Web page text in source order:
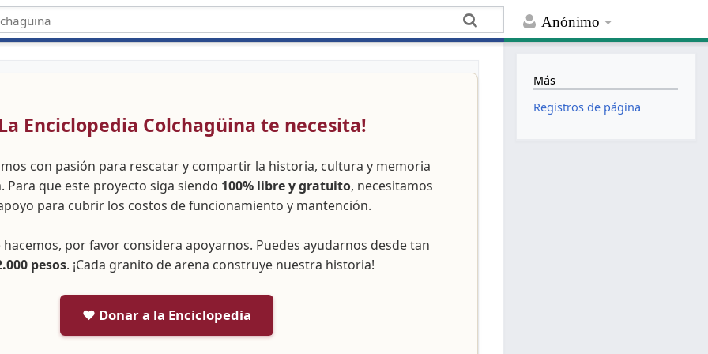
Anónimo
Enciclopedia Colchagüina te necesita!
con pasión para rescatar y compartir la historia, cultura y memoria
Para que este proyecto siga siendo 100% libre y gratuito, necesitamos
para cubrir los costos de funcionamiento y mantención.
hacemos, por favor considera apoyarnos. Puedes ayudarnos desde tan
pesos. ¡Cada granito de arena construye nuestra historia!
❤️ Donar a la Enciclopedia
Más
Registros de página